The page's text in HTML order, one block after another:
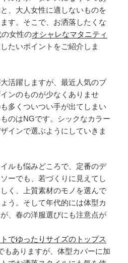
、大人女性に適しないものを
す。そこで、お洒落したくな
の女性のオシャレなマタニティ
たいポイントをご紹介しま
活躍しますが、最近人気のブ
ンのものが少なくありませ
多くついつい手が出てしまい
のはNGです。シックなカラー
インで選ぶようにしていきま
ルも悩みどころで、定番のデ
ーでも、若づくりに見えてし
く、上質素材のモノを選んで
う。そして年代的には体型カ
、春の洋服選びにも注意点が
でゆったりサイズのトップス
もありますが、体型カバーに加